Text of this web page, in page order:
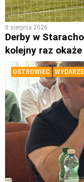
8 sierpnia 2026
Derby w
kolejny raz
OSTROWIEC